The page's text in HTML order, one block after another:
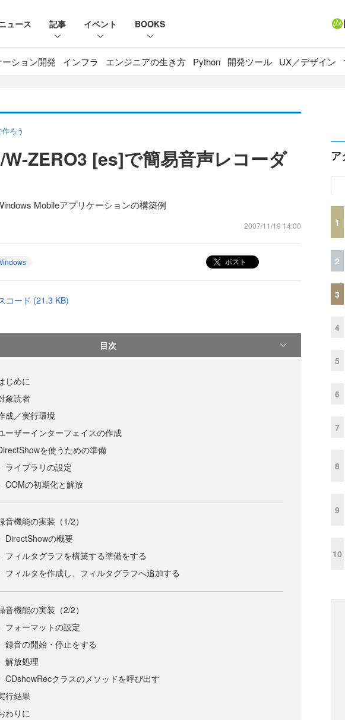
ュース 記事 イベント BOOKS
ション開発 インフラ エンジニアの生き方 Python 開発ツール UX／デザイン
ろう
ZERO3 [es]で簡易音声レコーダ
Mobileアプリケーションの構築例
2007/11/19 14:00
ポスト
コード (21.3 KB)
目次
じめに
象読者
成／実行環境
ーザーインターフェイスの作成
を使うための準備
ライブラリの設定
COMの初期化と解放
音機能の実装（1/2）
DirectShowの概要
フィルタグラフを構築する準備をする
フィルタを作成し、フィルタグラフへ追加する
音機能の実装（2/2）
フォーマットの設定
録音の開始・停止をする
解放処理
CDshowRecクラスのメソッドを呼び出す
行結果
わりに
ア
1
2
3
4
5
6
7
8
9
10